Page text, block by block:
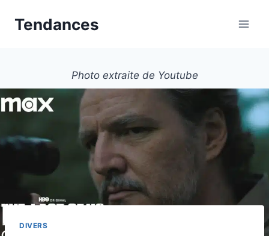
Tendances
Photo extraite de Youtube
DIVERS